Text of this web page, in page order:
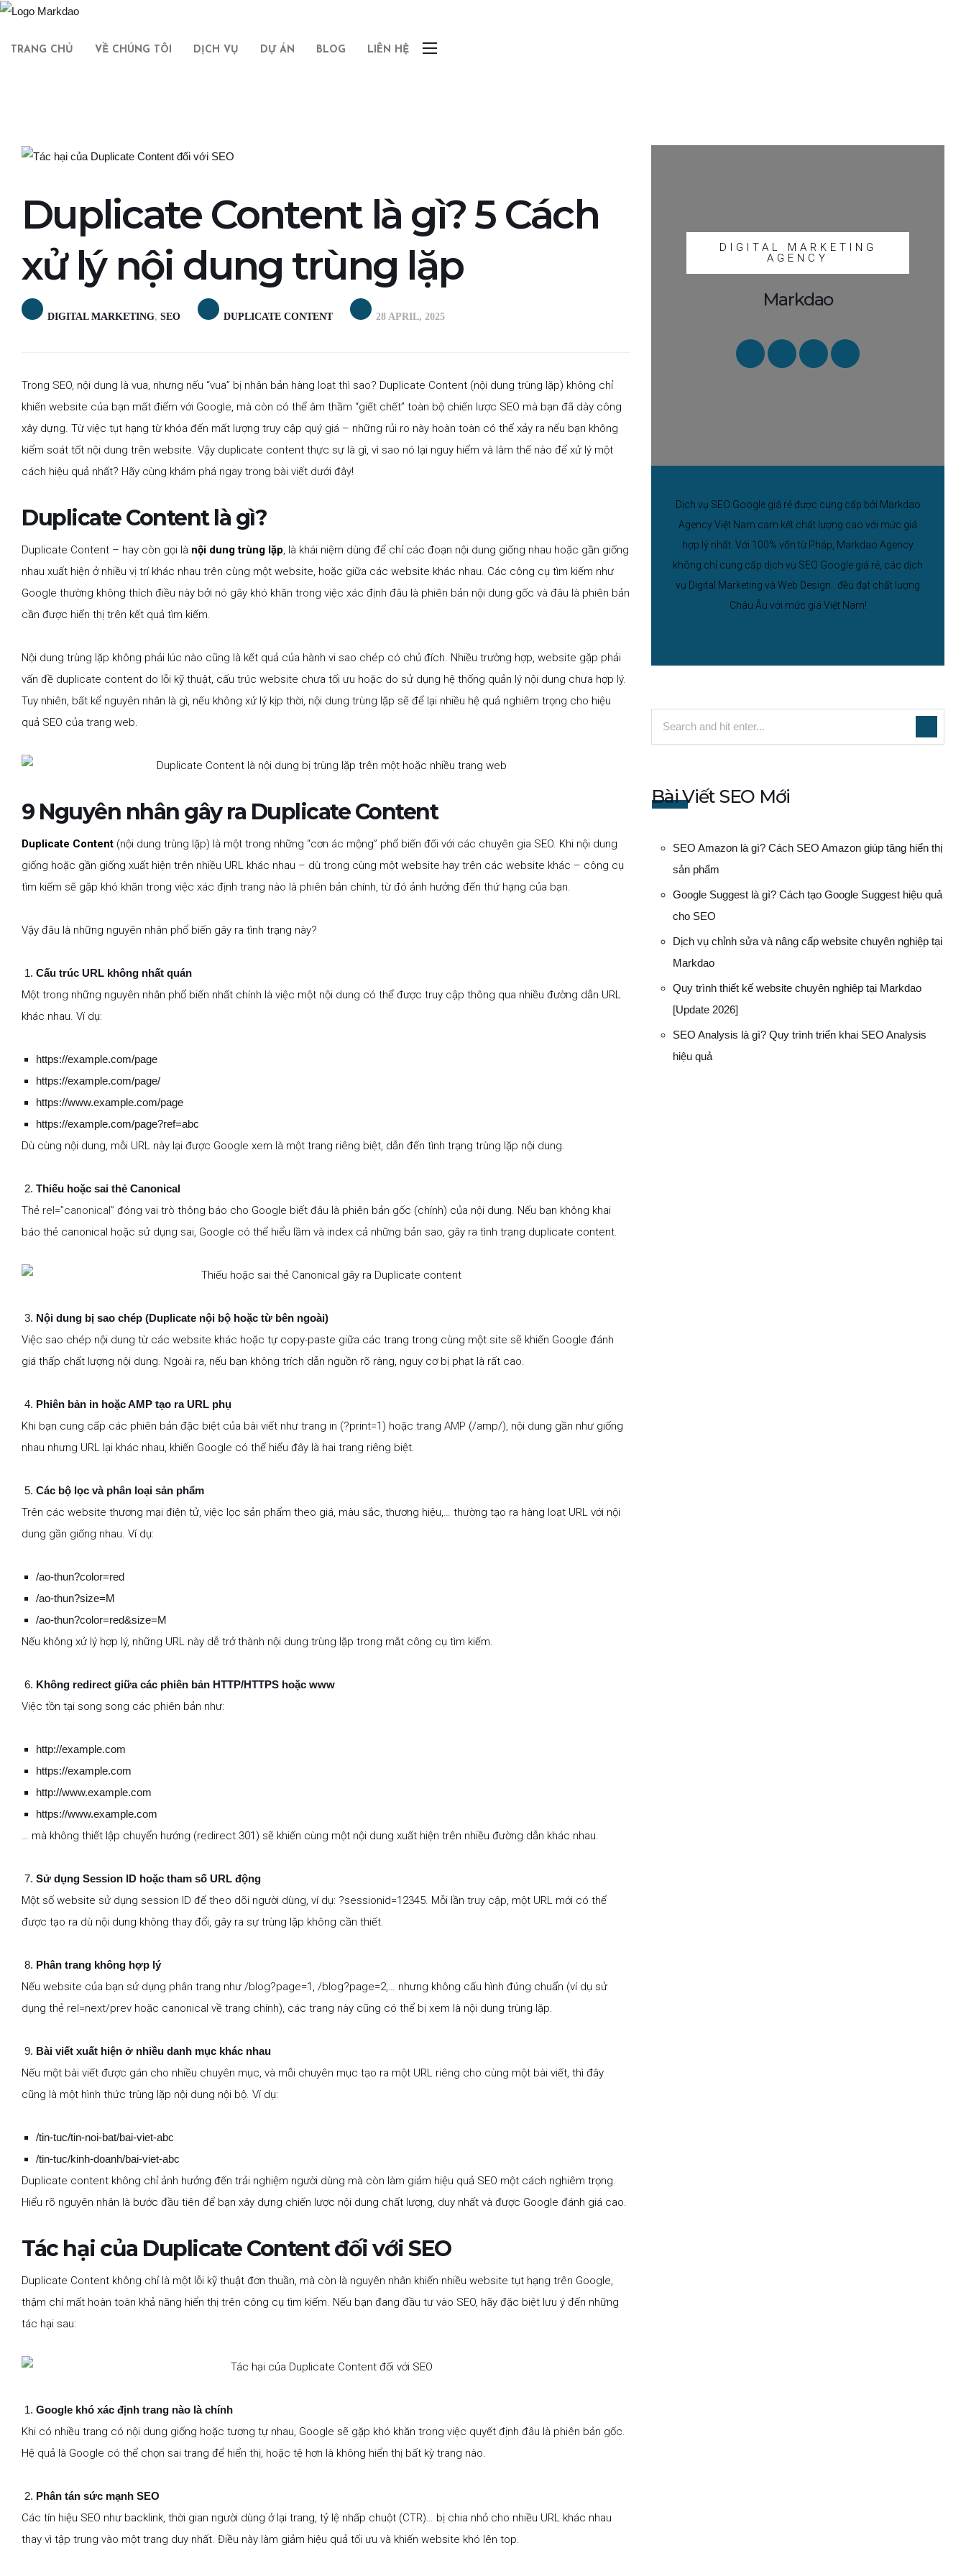
TRANG CHỦ VỀ CHÚNG TÔI DỊCH VỤ DỰ ÁN BLOG LIÊN HỆ
Duplicate Content là gì? 5 Cách
xử lý nội dung trùng lặp
DIGITAL MARKETING, SEO DUPLICATE CONTENT 28 APRIL, 2025
Trong SEO, nội dung là vua, nhưng nếu “vua” bị nhân bản hàng loạt thì sao? Duplicate Content (nội dung trùng lặp) không chỉ
khiến website của bạn mất điểm với Google, mà còn có thể âm thầm “giết chết” toàn bộ chiến lược SEO mà bạn đã dày công
xây dựng. Từ việc tụt hạng từ khóa đến mất lượng truy cập quý giá – những rủi ro này hoàn toàn có thể xảy ra nếu bạn không
kiểm soát tốt nội dung trên website. Vậy duplicate content thực sự là gì, vì sao nó lại nguy hiểm và làm thế nào để xử lý một
cách hiệu quả nhất? Hãy cùng khám phá ngay trong bài viết dưới đây!
Duplicate Content là gì?
Duplicate Content – hay còn gọi là nội dung trùng lặp, là khái niệm dùng để chỉ các đoạn nội dung giống nhau hoặc gần giống
nhau xuất hiện ở nhiều vị trí khác nhau trên cùng một website, hoặc giữa các website khác nhau. Các công cụ tìm kiếm như
Google thường không thích điều này bởi nó gây khó khăn trong việc xác định đâu là phiên bản nội dung gốc và đâu là phiên bản
cần được hiển thị trên kết quả tìm kiếm.
Nội dung trùng lặp không phải lúc nào cũng là kết quả của hành vi sao chép có chủ đích. Nhiều trường hợp, website gặp phải
vấn đề duplicate content do lỗi kỹ thuật, cấu trúc website chưa tối ưu hoặc do sử dụng hệ thống quản lý nội dung chưa hợp lý.
Tuy nhiên, bất kể nguyên nhân là gì, nếu không xử lý kịp thời, nội dung trùng lặp sẽ để lại nhiều hệ quả nghiêm trọng cho hiệu
quả SEO của trang web.
9 Nguyên nhân gây ra Duplicate Content
Duplicate Content (nội dung trùng lặp) là một trong những “cơn ác mộng” phổ biến đối với các chuyên gia SEO. Khi nội dung
giống hoặc gần giống xuất hiện trên nhiều URL khác nhau – dù trong cùng một website hay trên các website khác – công cụ
tìm kiếm sẽ gặp khó khăn trong việc xác định trang nào là phiên bản chính, từ đó ảnh hưởng đến thứ hạng của bạn.
Vậy đâu là những nguyên nhân phổ biến gây ra tình trạng này?
Cấu trúc URL không nhất quán
Một trong những nguyên nhân phổ biến nhất chính là việc một nội dung có thể được truy cập thông qua nhiều đường dẫn URL
khác nhau. Ví dụ:
https://example.com/page
https://example.com/page/
https://www.example.com/page
https://example.com/page?ref=abc
Dù cùng nội dung, mỗi URL này lại được Google xem là một trang riêng biệt, dẫn đến tình trạng trùng lặp nội dung.
Thiếu hoặc sai thẻ Canonical
Thẻ rel=”canonical” đóng vai trò thông báo cho Google biết đâu là phiên bản gốc (chính) của nội dung. Nếu bạn không khai
báo thẻ canonical hoặc sử dụng sai, Google có thể hiểu lầm và index cả những bản sao, gây ra tình trạng duplicate content.
Nội dung bị sao chép (Duplicate nội bộ hoặc từ bên ngoài)
Việc sao chép nội dung từ các website khác hoặc tự copy-paste giữa các trang trong cùng một site sẽ khiến Google đánh
giá thấp chất lượng nội dung. Ngoài ra, nếu bạn không trích dẫn nguồn rõ ràng, nguy cơ bị phạt là rất cao.
Phiên bản in hoặc AMP tạo ra URL phụ
Khi bạn cung cấp các phiên bản đặc biệt của bài viết như trang in (?print=1) hoặc trang AMP (/amp/), nội dung gần như giống
nhau nhưng URL lại khác nhau, khiến Google có thể hiểu đây là hai trang riêng biệt.
Các bộ lọc và phân loại sản phẩm
Trên các website thương mại điện tử, việc lọc sản phẩm theo giá, màu sắc, thương hiệu,… thường tạo ra hàng loạt URL với nội
dung gần giống nhau. Ví dụ:
/ao-thun?color=red
/ao-thun?size=M
/ao-thun?color=red&size=M
Nếu không xử lý hợp lý, những URL này dễ trở thành nội dung trùng lặp trong mắt công cụ tìm kiếm.
Không redirect giữa các phiên bản HTTP/HTTPS hoặc www
Việc tồn tại song song các phiên bản như:
http://example.com
https://example.com
http://www.example.com
https://www.example.com
… mà không thiết lập chuyển hướng (redirect 301) sẽ khiến cùng một nội dung xuất hiện trên nhiều đường dẫn khác nhau.
Sử dụng Session ID hoặc tham số URL động
Một số website sử dụng session ID để theo dõi người dùng, ví dụ: ?sessionid=12345. Mỗi lần truy cập, một URL mới có thể
được tạo ra dù nội dung không thay đổi, gây ra sự trùng lặp không cần thiết.
Phân trang không hợp lý
Nếu website của bạn sử dụng phân trang như /blog?page=1 , /blog?page=2,… nhưng không cấu hình đúng chuẩn (ví dụ sử
dụng thẻ rel=next/prev hoặc canonical về trang chính), các trang này cũng có thể bị xem là nội dung trùng lặp.
Bài viết xuất hiện ở nhiều danh mục khác nhau
Nếu một bài viết được gán cho nhiều chuyên mục, và mỗi chuyên mục tạo ra một URL riêng cho cùng một bài viết, thì đây
cũng là một hình thức trùng lặp nội dung nội bộ. Ví dụ:
/tin-tuc/tin-noi-bat/bai-viet-abc
/tin-tuc/kinh-doanh/bai-viet-abc
Duplicate content không chỉ ảnh hưởng đến trải nghiệm người dùng mà còn làm giảm hiệu quả SEO một cách nghiêm trọng.
Hiểu rõ nguyên nhân là bước đầu tiên để bạn xây dựng chiến lược nội dung chất lượng, duy nhất và được Google đánh giá cao.
Tác hại của Duplicate Content đối với SEO
Duplicate Content không chỉ là một lỗi kỹ thuật đơn thuần, mà còn là nguyên nhân khiến nhiều website tụt hạng trên Google,
thậm chí mất hoàn toàn khả năng hiển thị trên công cụ tìm kiếm. Nếu bạn đang đầu tư vào SEO, hãy đặc biệt lưu ý đến những
tác hại sau:
Google khó xác định trang nào là chính
Khi có nhiều trang có nội dung giống hoặc tương tự nhau, Google sẽ gặp khó khăn trong việc quyết định đâu là phiên bản gốc.
Hệ quả là Google có thể chọn sai trang để hiển thị, hoặc tệ hơn là không hiển thị bất kỳ trang nào.
Phân tán sức mạnh SEO
Các tín hiệu SEO như backlink, thời gian người dùng ở lại trang, tỷ lệ nhấp chuột (CTR)… bị chia nhỏ cho nhiều URL khác nhau
thay vì tập trung vào một trang duy nhất. Điều này làm giảm hiệu quả tối ưu và khiến website khó lên top.
DIGITAL MARKETING
AGENCY
Markdao
Dịch vụ SEO Google giá rẻ được cung cấp bởi Markdao
Agency Việt Nam cam kết chất lượng cao với mức giá
hợp lý nhất. Với 100% vốn từ Pháp, Markdao Agency
không chỉ cung cấp dịch vụ SEO Google giá rẻ, các dịch
vụ Digital Marketing và Web Design.. đều đạt chất lượng
Châu Âu với mức giá Việt Nam!
Bài Viết SEO Mới
SEO Amazon là gì? Cách SEO Amazon giúp tăng hiển thị
sản phẩm
Google Suggest là gì? Cách tạo Google Suggest hiệu quả
cho SEO
Dịch vụ chỉnh sửa và nâng cấp website chuyên nghiệp tại
Markdao
Quy trình thiết kế website chuyên nghiệp tại Markdao
[Update 2026]
SEO Analysis là gì? Quy trình triển khai SEO Analysis
hiệu quả